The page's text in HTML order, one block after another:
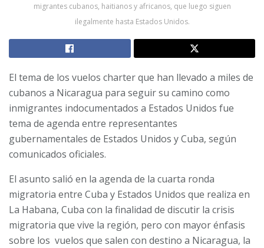
migrantes cubanos, haitianos y africanos, que luego siguen
ilegalmente hasta Estados Unidos.
El tema de los vuelos charter que han llevado a miles de
cubanos a Nicaragua para seguir su camino como
inmigrantes indocumentados a Estados Unidos fue
tema de agenda entre representantes
gubernamentales de Estados Unidos y Cuba, según
comunicados oficiales.
El asunto salió en la agenda de la cuarta ronda
migratoria entre Cuba y Estados Unidos que realiza en
La Habana, Cuba con la finalidad de discutir la crisis
migratoria que vive la región, pero con mayor énfasis
sobre los vuelos que salen con destino a Nicaragua, la